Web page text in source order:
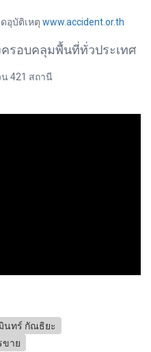
อุบัติเหตุ www.accident.or.th
ครอบคลุมพื้นที่ทั่วประเทศ
421 สถานี
นทร์ กัณธิยะ
ขาย